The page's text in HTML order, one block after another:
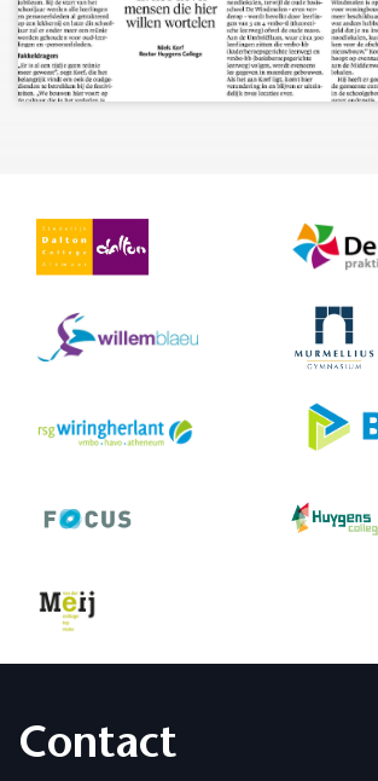
Contact